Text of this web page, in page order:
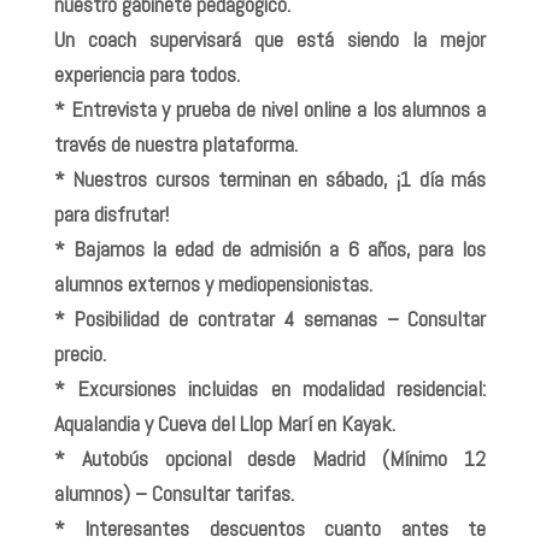
Un coach supervisará que está siendo la mejor
experiencia para todos.
* Entrevista y prueba de nivel online a los alumnos a
través de nuestra plataforma.
* Nuestros cursos terminan en sábado, ¡1 día más
para disfrutar!
* Bajamos la edad de admisión a 6 años, para los
alumnos externos y mediopensionistas.
* Posibilidad de contratar 4 semanas – Consultar
precio.
* Excursiones incluidas en modalidad residencial:
Aqualandia y Cueva del Llop Marí en Kayak.
* Autobús opcional desde Madrid (Mínimo 12
alumnos) – Consultar tarifas.
* Interesantes descuentos cuanto antes te